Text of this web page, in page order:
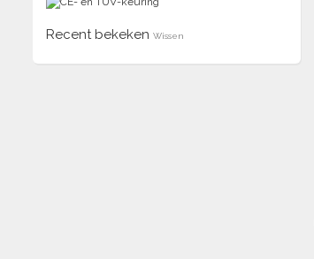
Recent bekeken Wissen